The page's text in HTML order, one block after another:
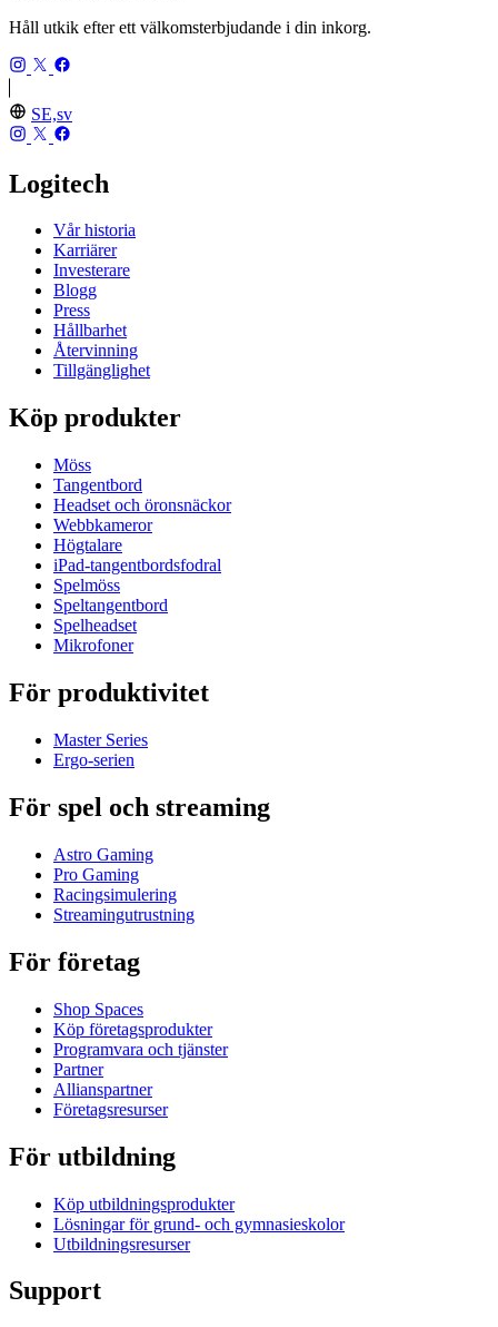
Håll utkik efter ett välkomsterbjudande i din inkorg.
SE,sv
Logitech
Vår historia
Karriärer
Investerare
Blogg
Press
Hållbarhet
Återvinning
Tillgänglighet
Köp produkter
Möss
Tangentbord
Headset och öronsnäckor
Webbkameror
Högtalare
iPad-tangentbordsfodral
Spelmöss
Speltangentbord
Spelheadset
Mikrofoner
För produktivitet
Master Series
Ergo-serien
För spel och streaming
Astro Gaming
Pro Gaming
Racingsimulering
Streamingutrustning
För företag
Shop Spaces
Köp företagsprodukter
Programvara och tjänster
Partner
Allianspartner
Företagsresurser
För utbildning
Köp utbildningsprodukter
Lösningar för grund- och gymnasieskolor
Utbildningsresurser
Support